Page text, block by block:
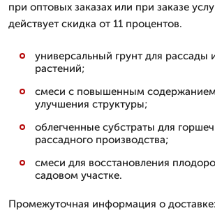
при оптовых заказах или при заказе
действует скидка от 11 процентов.
универсальный грунт для рассады
растений;
смеси с повышенным
улучшения структуры;
облегченные субстраты для
рассадного производства;
смеси для восстановления
садовом участке.
Промежуточная информация о